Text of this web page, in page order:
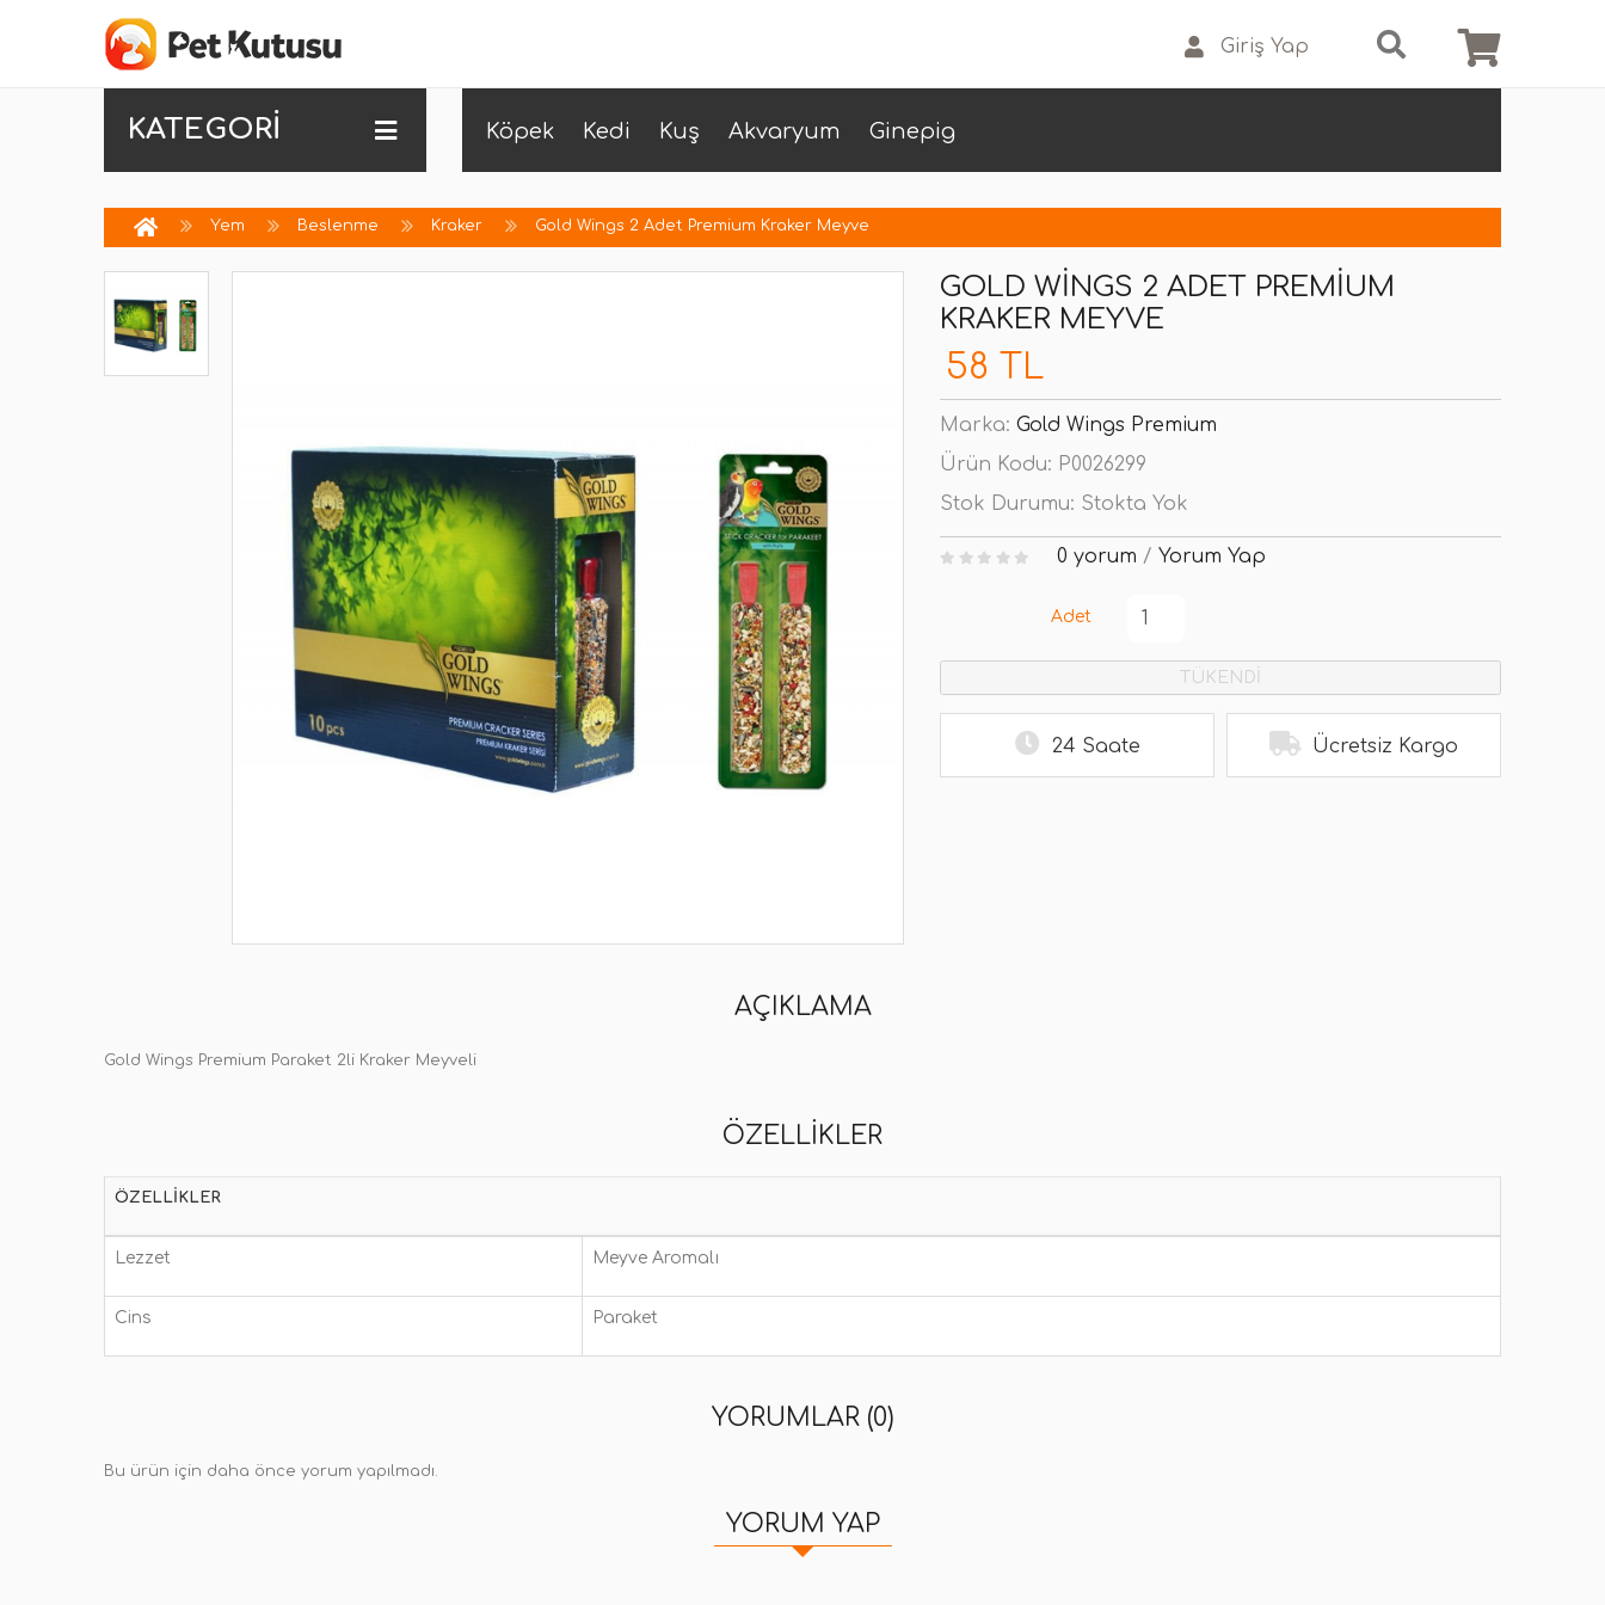
Giriş Yap
KATEGORİ Köpek Kedi Kuş Akvaryum Ginepig
Yem Beslenme Kraker Gold Wings 2 Adet Premium Kraker Meyve
GOLD WINGS 2 ADET PREMIUM
KRAKER MEYVE
58 TL
Marka: Gold Wings Premium
Ürün Kodu: P0026299
Stok Durumu: Stokta Yok
0 yorum / Yorum Yap
Adet
TÜKENDİ
24 Saate Ücretsiz Kargo
AÇIKLAMA
Gold Wings Premium Paraket 2li Kraker Meyveli
ÖZELLIKLER
ÖZELLIKLER
Lezzet Meyve Aromalı
Cins Paraket
YORUMLAR (0)
Bu ürün için daha önce yorum yapılmadı.
YORUM YAP